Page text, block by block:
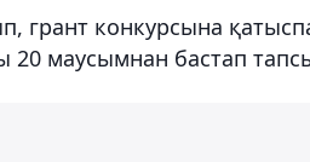
грант конкурсына
20 маусымнан бастап